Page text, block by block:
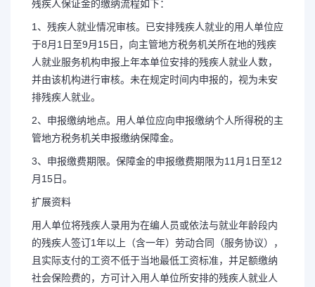
残疾人保证金的缴纳流程如下：
1、残疾人就业情况审核。已安排残疾人就业的用人单位应
于8月1日至9月15日，向主管地方税务机关所在地的残疾
人就业服务机构申报上年本单位安排的残疾人就业人数，
并由该机构进行审核。未在规定时间内申报的，视为未安
排残疾人就业。
2、申报缴纳地点。用人单位应向申报缴纳个人所得税的主
管地方税务机关申报缴纳保障金。
3、申报缴费期限。保障金的申报缴费期限为11月1日至12
月15日。
扩展资料
用人单位将残疾人录用为在编人员或依法与就业年龄段内
的残疾人签订1年以上（含一年）劳动合同（服务协议），
且实际支付的工资不低于当地最低工资标准，并足额缴纳
社会保险费的，方可计入用人单位所安排的残疾人就业人